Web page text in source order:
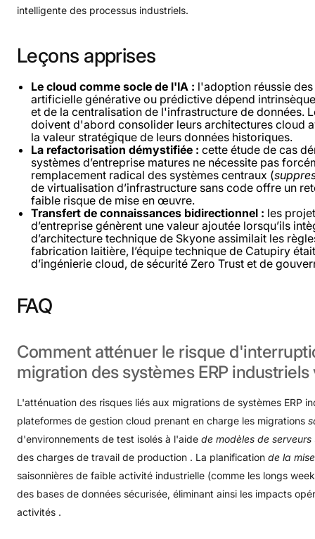
intelligente des processus industriels.
Leçons apprises
Le cloud comme socle de l'IA : l'adoption réussie
artificielle générative ou prédictive dépend
et de la centralisation de l'infrastructure de données.
doivent d'abord consolider leurs architectures cloud
la valeur stratégique de leurs données historiques.
La refactorisation démystifiée : cette étude de cas
systèmes d’entreprise matures ne nécessite pas
remplacement radical des systèmes centraux (
de virtualisation d’infrastructure sans code offre un
faible risque de mise en œuvre.
Transfert de connaissances bidirectionnel : les
d’entreprise génèrent une valeur ajoutée lorsqu’ils
d’architecture technique de Skyone assimilait les
fabrication laitière, l’équipe technique de Catupiry
d’ingénierie cloud, de sécurité Zero Trust et de
FAQ
Comment atténuer le risque
migration des systèmes ERP industriels
L'atténuation des risques liés aux migrations de systèmes ERP
plateformes de gestion cloud prenant en charge les migrations
d'environnements de test isolés à l'aide de modèles de serveurs
des charges de travail de production . La planification de la
saisonnières de faible activité industrielle (comme les longs
des bases de données sécurisée, éliminant ainsi les impacts
activités .